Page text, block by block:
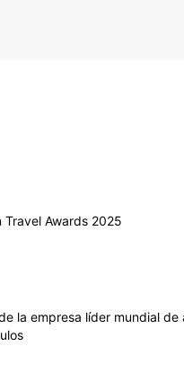
Travel Awards 2025
la empresa líder mundial de